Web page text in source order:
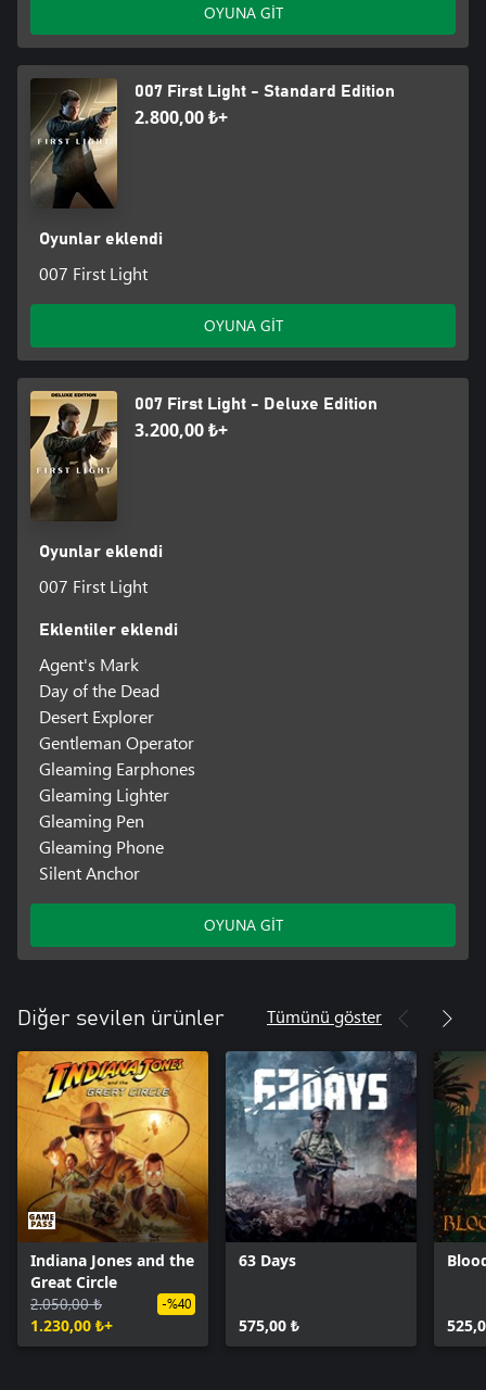
OYUNA GİT
007 First Light - Standard Edition
2.800,00 ₺+
Oyunlar eklendi
007 First Light
OYUNA GİT
007 First Light - Deluxe Edition
3.200,00 ₺+
Oyunlar eklendi
007 First Light
Eklentiler eklendi
Agent's Mark
Day of the Dead
Desert Explorer
Gentleman Operator
Gleaming Earphones
Gleaming Lighter
Gleaming Pen
Gleaming Phone
Silent Anchor
OYUNA GİT
Diğer sevilen ürünler Tümünü göster
Indiana Jones and the
Great Circle
2.050,00 ₺
1.230,00 ₺+
-%40
63 Days
575,00 ₺